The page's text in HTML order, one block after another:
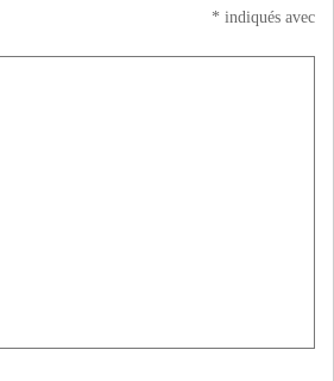
indiqués avec
*